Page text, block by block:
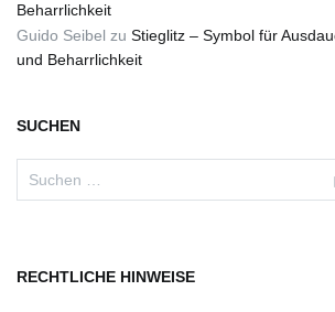
Beharrlichkeit
Guido Seibel zu Stieglitz – Symbol für
und Beharrlichkeit
SUCHEN
RECHTLICHE HINWEISE